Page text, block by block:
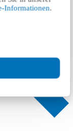
Informationen.